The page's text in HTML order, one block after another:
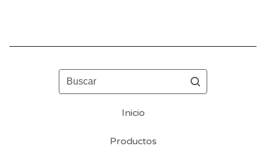
Buscar
Inicio
Productos